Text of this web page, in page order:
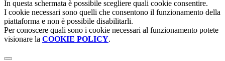
In questa schermata è possibile scegliere quali cookie consentire.
I cookie necessari sono quelli che consentono il funzionamento della
piattaforma e non è possibile disabilitarli.
Per conoscere quali sono i cookie necessari al funzionamento potete
visionare la COOKIE POLICY.